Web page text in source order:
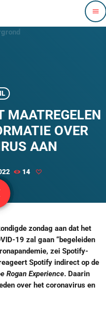
menu
MAATREGELEN
OVER
AAN
14
zondag aan dat het
19 zal gaan “begeleiden
zei Spotify-
Spotify indirect op de
Rogan Experience. Daarin
over het coronavirus en